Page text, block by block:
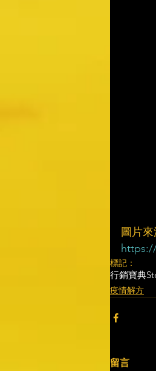
圖片來
標記：
行銷寶典
疫情解方
留言